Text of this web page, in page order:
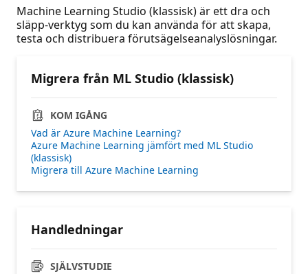
Machine Learning Studio (klassisk) är ett dra och
släpp-verktyg som du kan använda för att skapa,
testa och distribuera förutsägelseanalyslösningar.
Migrera från ML Studio (klassisk)
KOM IGÅNG
Vad är Azure Machine Learning?
Azure Machine Learning jämfört med ML Studio
(klassisk)
Migrera till Azure Machine Learning
Handledningar
SJÄLVSTUDIE